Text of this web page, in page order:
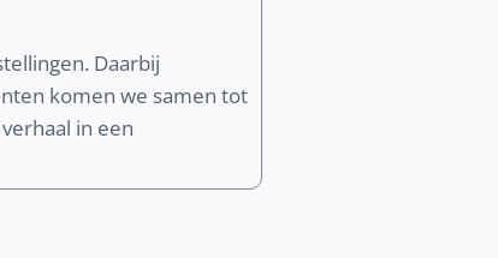
Daarbij
komen we samen tot
in een